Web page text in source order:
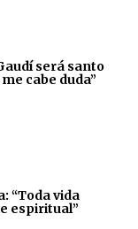
será santo
cabe duda”
“Toda vida
espiritual”